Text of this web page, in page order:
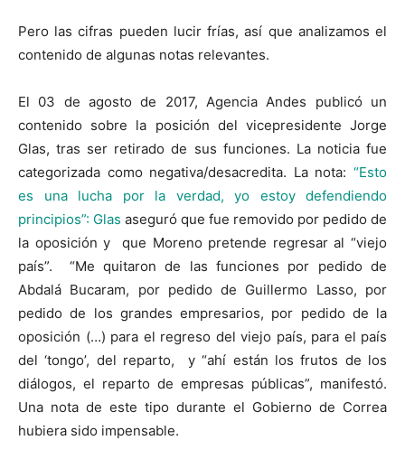
Pero las cifras pueden lucir frías, así que analizamos el
contenido de algunas notas relevantes.
El 03 de agosto de 2017, Agencia Andes publicó un
contenido sobre la posición del vicepresidente Jorge
Glas, tras ser retirado de sus funciones. La noticia fue
categorizada como negativa/desacredita. La nota: “Esto
es una lucha por la verdad, yo estoy defendiendo
principios”: Glas aseguró que fue removido por pedido de
la oposición y que Moreno pretende regresar al “viejo
país”. “Me quitaron de las funciones por pedido de
Abdalá Bucaram, por pedido de Guillermo Lasso, por
pedido de los grandes empresarios, por pedido de la
oposición (…) para el regreso del viejo país, para el país
del ‘tongo’, del reparto, y “ahí están los frutos de los
diálogos, el reparto de empresas públicas”, manifestó.
Una nota de este tipo durante el Gobierno de Correa
hubiera sido impensable.